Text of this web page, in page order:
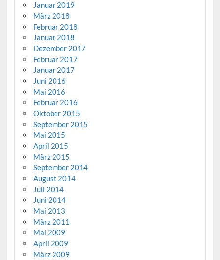
Januar 2019
März 2018
Februar 2018
Januar 2018
Dezember 2017
Februar 2017
Januar 2017
Juni 2016
Mai 2016
Februar 2016
Oktober 2015
September 2015
Mai 2015
April 2015
März 2015
September 2014
August 2014
Juli 2014
Juni 2014
Mai 2013
März 2011
Mai 2009
April 2009
März 2009